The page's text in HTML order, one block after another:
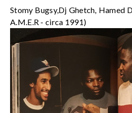
Stomy Bugsy,Dj Ghetch, Hamed
A.M.E.R - circa 1991)